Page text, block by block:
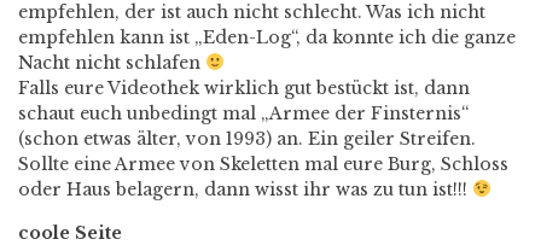
empfehlen, der ist auch nicht schlecht. Was ich nicht
empfehlen kann ist „Eden-Log“, da konnte ich die ganze
Nacht nicht schlafen
Falls eure Videothek wirklich gut bestückt ist, dann
schaut euch unbedingt mal „Armee der Finsternis“
(schon etwas älter, von 1993) an. Ein geiler Streifen.
Sollte eine Armee von Skeletten mal eure Burg, Schloss
oder Haus belagern, dann wisst ihr was zu tun ist!!!
coole Seite